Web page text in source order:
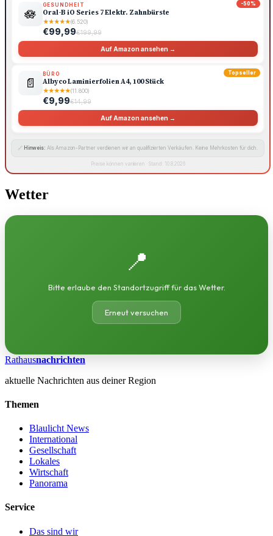
-50%
🪷
GESUNDHEIT
Oral-B iO Series 7 Elektr. Zahnbürste
★★★★★(6.520)
€99,99€199,99
Auf Amazon ansehen →
Topseller
📄
BÜRO
Albyco Laminierfolien A4, 100 Stück
★★★★★(11.800)
€9,99€14,99
Auf Amazon ansehen →
🔗 Hinweis: Als Amazon-Partner verdienen wir an qualifizierten Verkäufen. Keine Mehrkosten für dich.
Preise können variieren · Stand: 10.8.2026
Wetter
📍
Bitte erlaube den Standortzugriff für das Wetter.
Erneut versuchen
Rathausnachrichten
aktuelle Nachrichten aus deiner Region
Themen
Blaulicht News
International
Gesellschaft
Lokales
Wirtschaft
Panorama
Service
Das sind wir